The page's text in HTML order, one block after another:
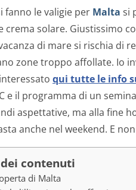
fanno le valigie per Malta si
crema solare. Giustissimo
di mare si rischia di
zone troppo affollate. Io
qui tutte le info
e il programma di un
aspettative, ma alla fine
anche nel weekend. E
contenuti
di Malta